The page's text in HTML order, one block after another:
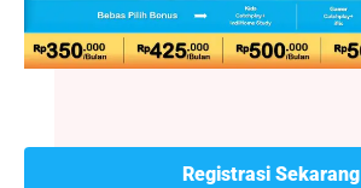
Registrasi Sekarang